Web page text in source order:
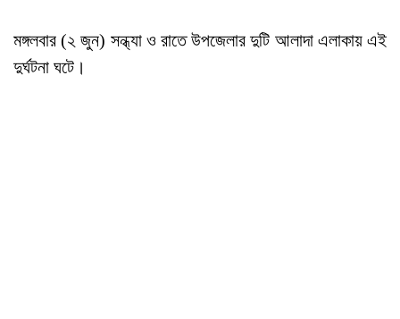
মঙ্গলবার (২ জুন) সন্ধ্যা ও রাতে উপজেলার দুটি আলাদা এলাকায় এই
দুর্ঘটনা ঘটে।